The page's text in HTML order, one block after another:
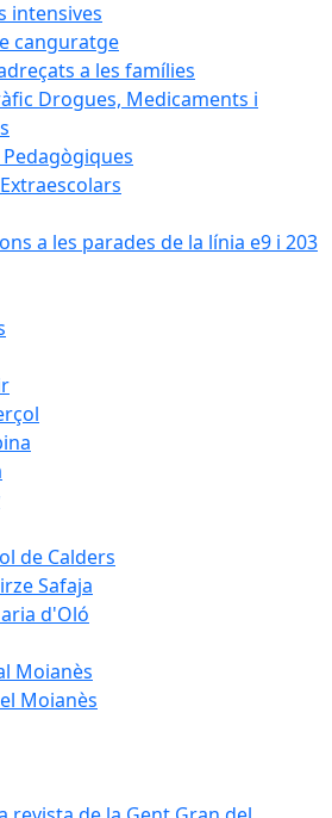
intensives
canguratge
a les famílies
Drogues, Medicaments i
a les parades de la línia e9 i 203
de Calders
Safaja
d'Oló
Moianès
Moianès